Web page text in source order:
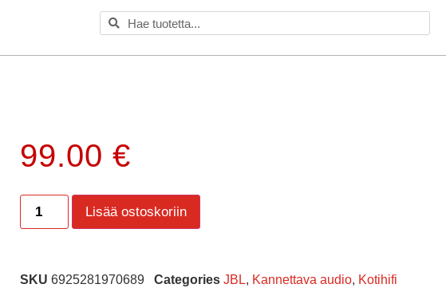
99.00 €
Lisää ostoskoriin
SKU 6925281970689 Categories JBL, Kannettava audio, Kotihifi